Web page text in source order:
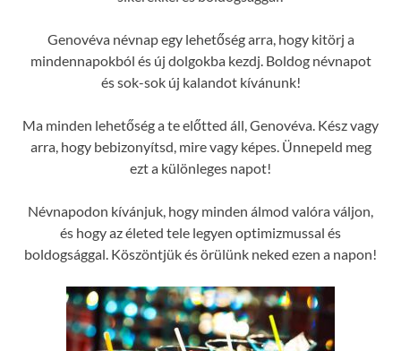
Genovéva névnap egy lehetőség arra, hogy kitörj a
mindennapokból és új dolgokba kezdj. Boldog névnapot
és sok-sok új kalandot kívánunk!
Ma minden lehetőség a te előtted áll, Genovéva. Kész vagy
arra, hogy bebizonyítsd, mire vagy képes. Ünnepeld meg
ezt a különleges napot!
Névnapodon kívánjuk, hogy minden álmod valóra váljon,
és hogy az életed tele legyen optimizmussal és
boldogsággal. Köszöntjük és örülünk neked ezen a napon!